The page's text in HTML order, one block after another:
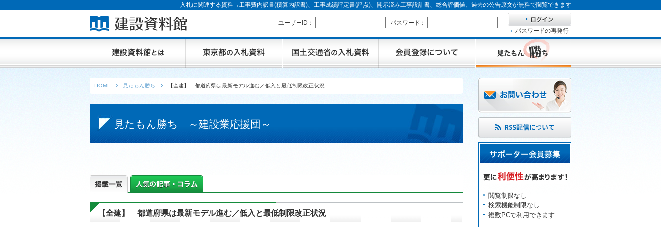
入札に関連する資料→工事費内訳書(積算内訳書)、工事成績評定書(評点)、開示済み工事設計書、総合評価値、過去の公告原文が無料で閲覧できます
ユーザーID：
パスワード：
パスワードの再発行
HOME 見たもん勝ち 【全建】 都道府県は最新モデル進む／低入と最低制限改正状況
見たもん勝ち ～建設業応援団～
【全建】 都道府県は最新モデル進む／低入と最低制限改正状況
閲覧制限なし
検索機能制限なし
複数PCで利用できます